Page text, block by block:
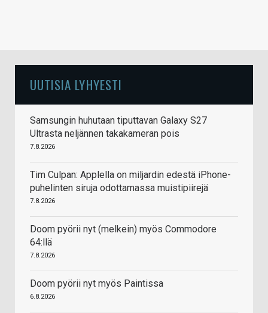
UUTISIA LYHYESTI
Samsungin huhutaan tiputtavan Galaxy S27
Ultrasta neljännen takakameran pois
7.8.2026
Tim Culpan: Applella on miljardin edestä iPhone-
puhelinten siruja odottamassa muistipiirejä
7.8.2026
Doom pyörii nyt (melkein) myös Commodore
64:llä
7.8.2026
Doom pyörii nyt myös Paintissa
6.8.2026